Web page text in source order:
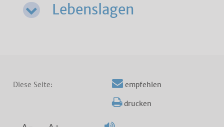
Lebenslagen
Diese Seite: empfehlen
drucken